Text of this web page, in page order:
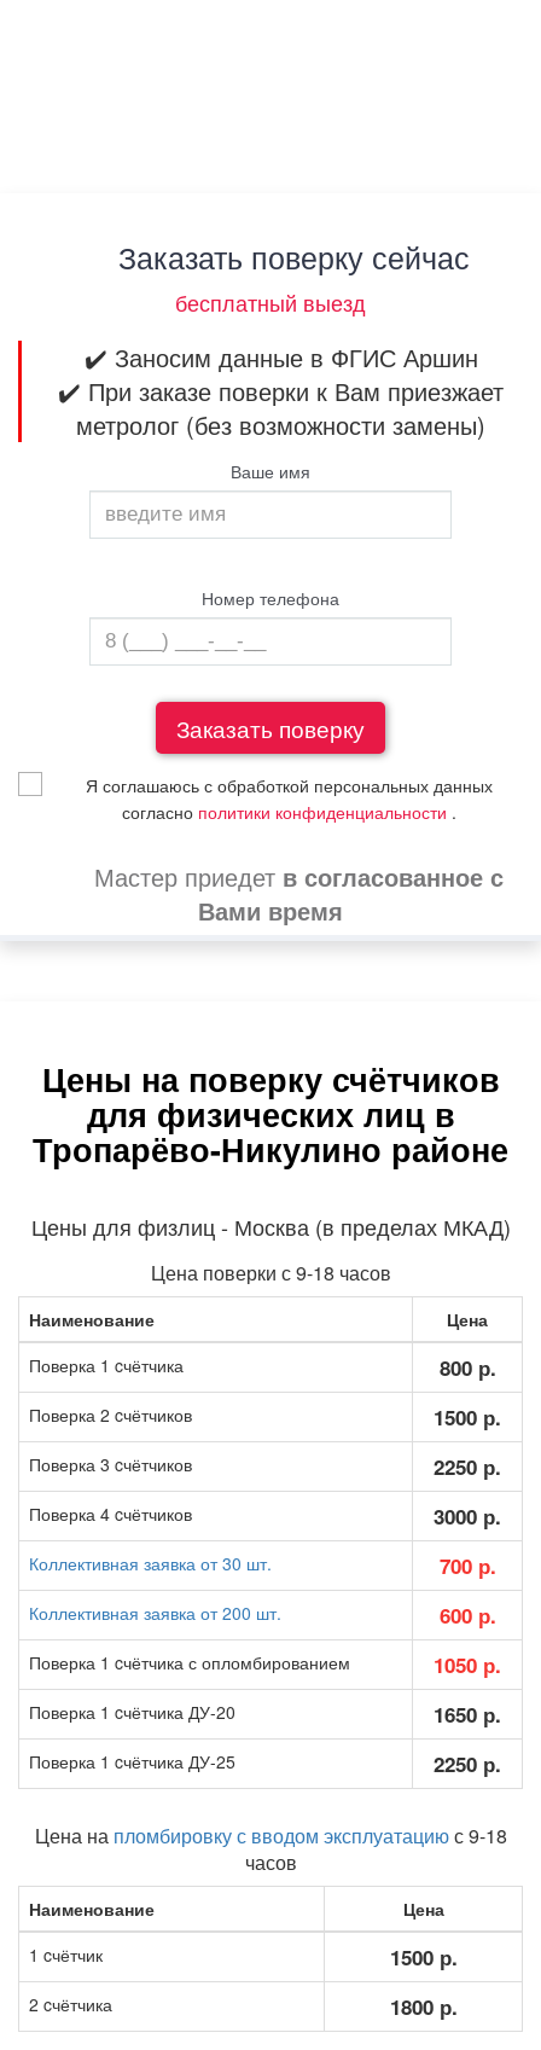
Заказать поверку сейчас
бесплатный выезд
✔️ Заносим данные в ФГИС Аршин
✔️ При заказе поверки к Вам приезжает
метролог (без возможности замены)
Ваше имя
Номер телефона
Я соглашаюсь с обработкой персональных данных
согласно политики конфиденциальности .
Мастер приедет в согласованное с
Вами время
Цены на поверку счётчиков
для физических лиц в
Тропарёво-Никулино районе
Цены для физлиц - Москва (в пределах МКАД)
Цена поверки с 9-18 часов
Наименование
Цена
Поверка 1 cчётчика
800 р.
Поверка 2 cчётчиков 1500 р.
Поверка 3 cчётчиков 2250 р.
Поверка 4 cчётчиков 3000 р.
Коллективная заявка от 30 шт. 700 р.
Коллективная заявка от 200 шт. 600 р.
Поверка 1 cчётчика с опломбированием 1050 р.
Поверка 1 cчётчика ДУ-20 1650 р.
Поверка 1 cчётчика ДУ-25 2250 р.
Цена на пломбировку с вводом эксплуатациюс 9-18
часов
Наименование
Цена
1 cчётчик
1500 р.
2 cчётчика 1800 р.